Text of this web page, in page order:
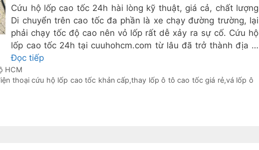
Cứu hộ lốp cao tốc 24h hài lòng kỹ thuật, giá cả, chất lượng
Di chuyển trên cao tốc đa phần là xe chạy đường trường, lại
phải chạy tốc độ cao nên vỏ lốp rất dễ xảy ra sự cố. Cứu hộ
lốp cao tốc 24h tại cuuhohcm.com từ lâu đã trở thành địa …
Đọc tiếp
HCM
thoại cứu hộ lốp cao tốc khản cấp,thay lốp ô tô cao tốc giá rẻ,vá lốp ô